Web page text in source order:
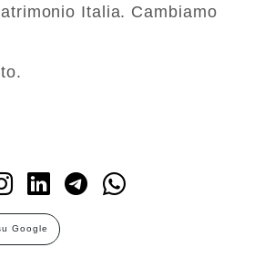
Italia. Cambiamo
Google